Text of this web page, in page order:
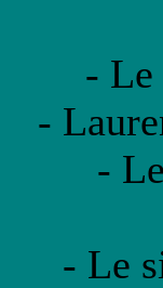
- Le
-
-
- Le